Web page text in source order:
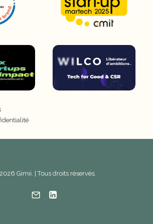
Gimii. | Tous droits réservés.